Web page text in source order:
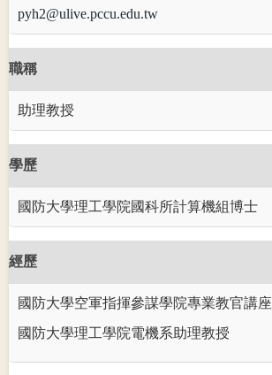
pyh2@ulive.pccu.edu.tw
職稱
助理教授
學歷
國防大學理工學院國科所計算機組博士
經歷
國防大學空軍指揮參謀學院專業教官講座
國防大學理工學院電機系助理教授